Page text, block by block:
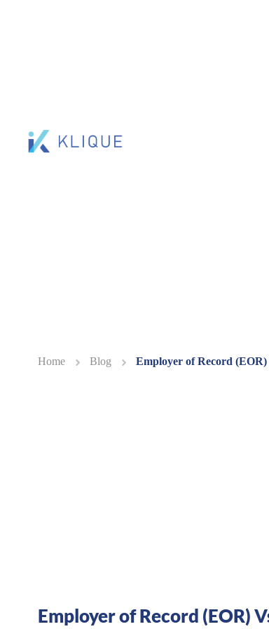
Home Blog Employer of Record
Employer of Record (EOR)